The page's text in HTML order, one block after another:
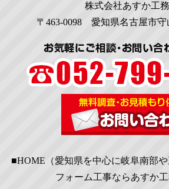
株式会社あすか工
〒463-0098 愛知県名古屋市守
■HOME（愛知県を中心に岐阜南部
フォーム工事ならあすか